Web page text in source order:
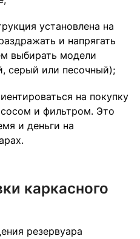
установлена на
и напрягать
выбирать модели
серый или песочный);
на покупку
и фильтром. Это
и деньги на
каркасного
резервуара